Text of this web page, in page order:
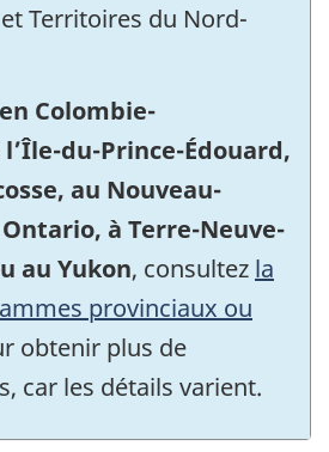
Territoires du Nord-
en Colombie-
du-Prince-Édouard,
au Nouveau-
à Terre-Neuve-
au Yukon, consultez la
provinciaux ou
obtenir plus de
car les détails varient.